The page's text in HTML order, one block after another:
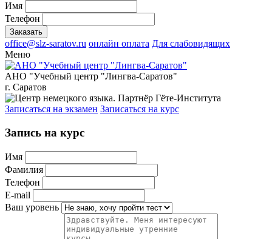
Имя
Телефон
office@slz-saratov.ru онлайн оплата Для слабовидящих
Меню
АНО "Учебный центр "Лингва-Саратов"
г. Саратов
Записаться на экзамен Записаться на курс
Запись на курс
Имя
Фамилия
Телефон
E-mail
Ваш уровень